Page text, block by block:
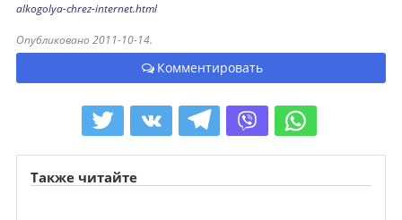
alkogolya-chrez-internet.html
Опубликовано 2011-10-14.
Комментировать
Также читайте